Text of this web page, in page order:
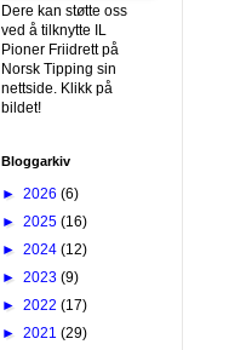
Dere kan støtte oss
ved å tilknytte IL
Pioner Friidrett på
Norsk Tipping sin
nettside. Klikk på
bildet!
Bloggarkiv
► 2026 (6)
► 2025 (16)
► 2024 (12)
► 2023 (9)
► 2022 (17)
► 2021 (29)